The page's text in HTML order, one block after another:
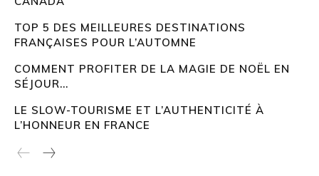
TOP 5 DES MEILLEURES DESTINATIONS
FRANÇAISES POUR L’AUTOMNE
COMMENT PROFITER DE LA MAGIE DE NOËL EN
SÉJOUR...
LE SLOW-TOURISME ET L’AUTHENTICITÉ À
L’HONNEUR EN FRANCE